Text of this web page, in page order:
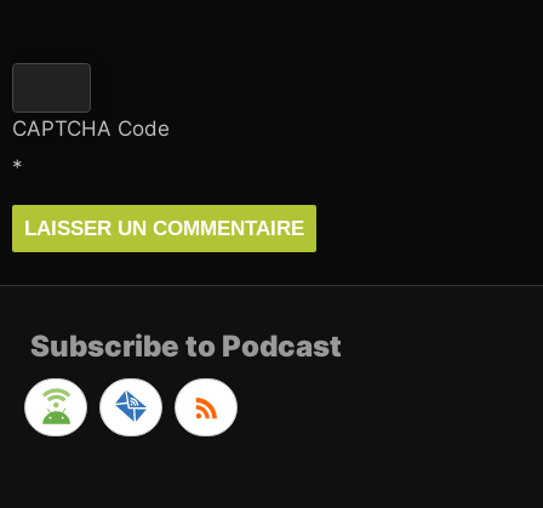
CAPTCHA Code
*
Subscribe to Podcast